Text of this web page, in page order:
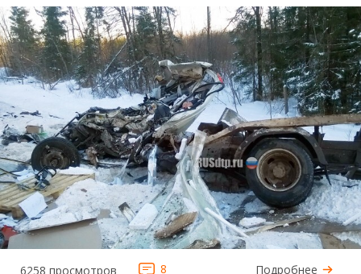
6258 просмотров 8 Подробнее